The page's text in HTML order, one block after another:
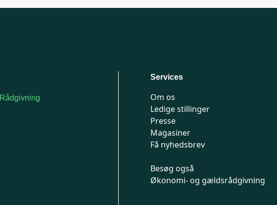
Rådgivning
Services
Om os
Ledige stillinger
Presse
Magasiner
Få nyhedsbrev
Besøg også
Økonomi- og gældsrådgivning